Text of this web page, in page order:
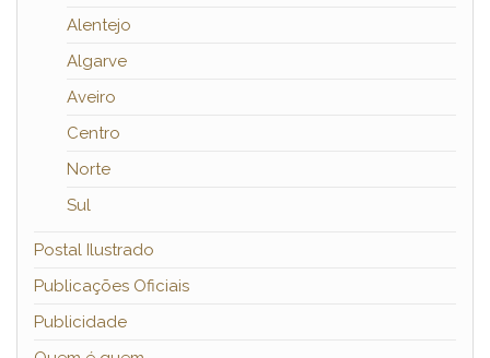
Alentejo
Algarve
Aveiro
Centro
Norte
Sul
Postal Ilustrado
Publicações Oficiais
Publicidade